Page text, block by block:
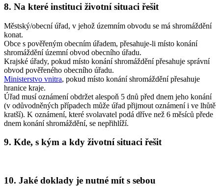
8. Na které instituci životní situaci řešit
Městský/obecní úřad, v jehož územním obvodu se má shromáždění
konat.
Obce s pověřeným obecním úřadem, přesahuje-li místo konání
shromáždění územní obvod obecního úřadu.
Krajské úřady, pokud místo konání shromáždění přesahuje správní
obvod pověřeného obecního úřadu.
Ministerstvo vnitra, pokud místo konání shromáždění přesahuje
hranice kraje.
Úřad musí oznámení obdržet alespoň 5 dnů před dnem jeho konání
(v odůvodněných případech může úřad přijmout oznámení i ve lhůtě
kratší). K oznámení, které svolavatel podá dříve než 6 měsíců přede
dnem konání shromáždění, se nepřihlíží.
9. Kde, s kým a kdy životní situaci řešit
10. Jaké doklady je nutné mít s sebou